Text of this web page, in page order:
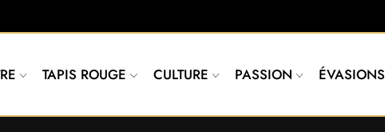
TAPIS ROUGE CULTURE PASSION ÉVASIONS